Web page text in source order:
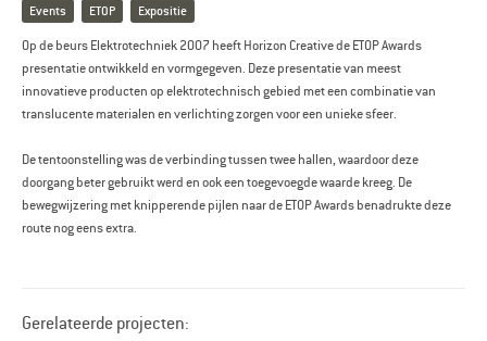
Events ETOP Expositie
Op de beurs Elektrotechniek 2007 heeft Horizon Creative de ETOP Awards
presentatie ontwikkeld en vormgegeven. Deze presentatie van meest
innovatieve producten op elektrotechnisch gebied met een combinatie van
translucente materialen en verlichting zorgen voor een unieke sfeer.
De tentoonstelling was de verbinding tussen twee hallen, waardoor deze
doorgang beter gebruikt werd en ook een toegevoegde waarde kreeg. De
bewegwijzering met knipperende pijlen naar de ETOP Awards benadrukte deze
route nog eens extra.
Gerelateerde projecten: